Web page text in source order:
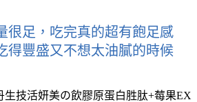
很足，吃完真的超有飽足感
得豐盛又不想太油膩的時候